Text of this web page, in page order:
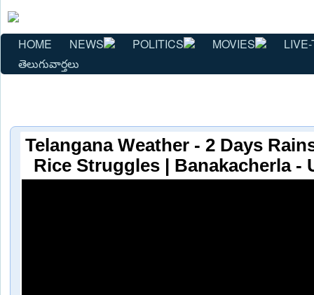
HOME NEWS POLITICS MOVIES
తెలుగువార్తలు
Telangana Weather - 2 Days
Rice Struggles | Banakacherla -